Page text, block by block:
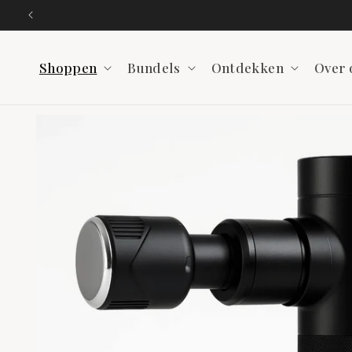
naar de
content
Shoppen Bundels Ontdekken Over